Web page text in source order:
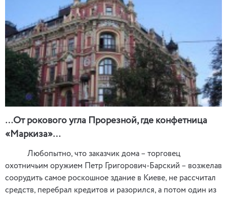
…От рокового угла Прорезной, где конфетница
«Маркиза»…
Любопытно, что заказчик дома – торговец
охотничьим оружием Петр Григорович-Барский – возжелав
соорудить самое роскошное здание в Киеве, не рассчитал
средств, перебрал кредитов и разорился, а потом один из